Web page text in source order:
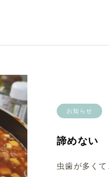
お知らせ
諦めない
虫歯が多く